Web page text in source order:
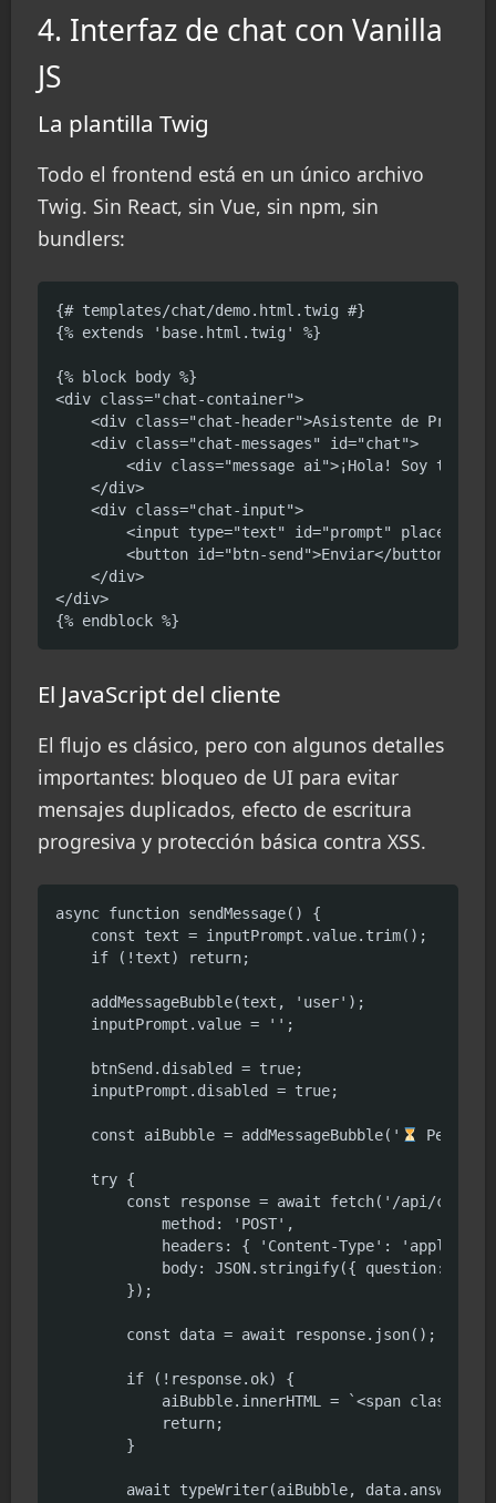
4. Interfaz de chat con Vanilla
JS
La plantilla Twig
Todo el frontend está en un único archivo
Twig. Sin React, sin Vue, sin npm, sin
bundlers:
{# templates/chat/demo.html.twig #}
{% extends 'base.html.twig' %}
{% block body %}
<div class="chat-container">
<div class="chat-header">Asistente de
    <div class="chat-messages" id="chat">
<div class="message ai">¡Hola! Soy tu
    </div>
    <div class="chat-input">
<input type="text" id="prompt"
        <button id="btn-send">Enviar</button>
    </div>
</div>
{% endblock %}
El JavaScript del cliente
El flujo es clásico, pero con algunos detalles
importantes: bloqueo de UI para evitar
mensajes duplicados, efecto de escritura
progresiva y protección básica contra XSS.
async function sendMessage() {
    const text = inputPrompt.value.trim();
    if (!text) return;
    addMessageBubble(text, 'user');
    inputPrompt.value = '';
    btnSend.disabled = true;
    inputPrompt.disabled = true;
    const aiBubble = addMessageBubble('
    try {
const response = await fetch('/api/chat',
            method: 'POST',
headers: { 'Content-Type':
body: JSON.stringify({ question: text
        });
        const data = await response.json();
        if (!response.ok) {
aiBubble.innerHTML = `<span
            return;
        }
        await typeWriter(aiBubble, data.answer);